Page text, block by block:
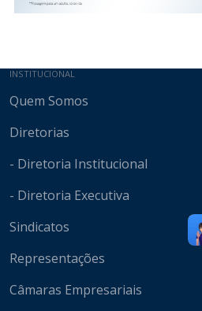
Mapa do site
INSTITUCIONAL
Quem Somos
Diretorias
- Diretoria Institucional
- Diretoria Executiva
Sindicatos
Representações
Câmaras Empresariais